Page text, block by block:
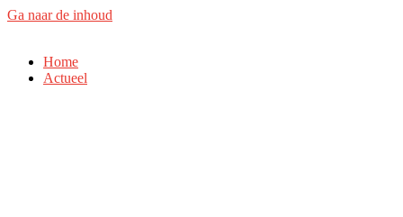
Ga naar de inhoud
Home
Actueel